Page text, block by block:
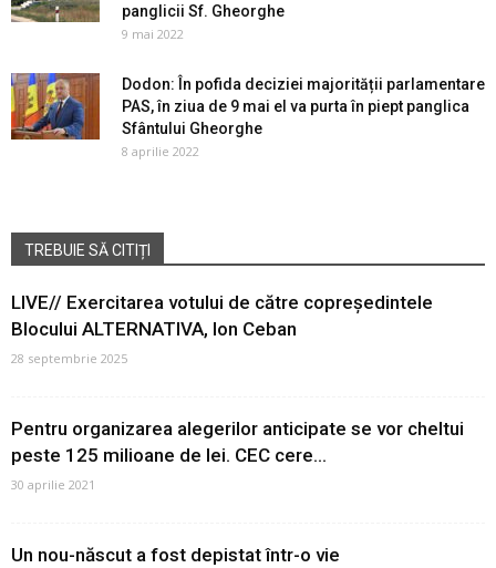
panglicii Sf. Gheorghe
9 mai 2022
Dodon: În pofida deciziei majorității parlamentare
PAS, în ziua de 9 mai el va purta în piept panglica
Sfântului Gheorghe
8 aprilie 2022
TREBUIE SĂ CITIȚI
LIVE// Exercitarea votului de către copreședintele
Blocului ALTERNATIVA, Ion Ceban
28 septembrie 2025
Pentru organizarea alegerilor anticipate se vor cheltui
peste 125 milioane de lei. CEC cere...
30 aprilie 2021
Un nou-născut a fost depistat într-o vie